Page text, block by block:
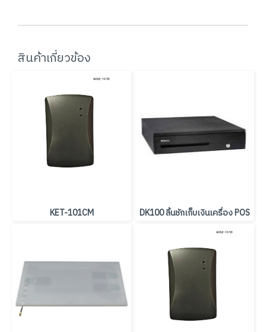
สินค้าเกี่ยวข้อง
KET-101CM DK100 ลิ้นชักเก็บเงินเครื่อง POS